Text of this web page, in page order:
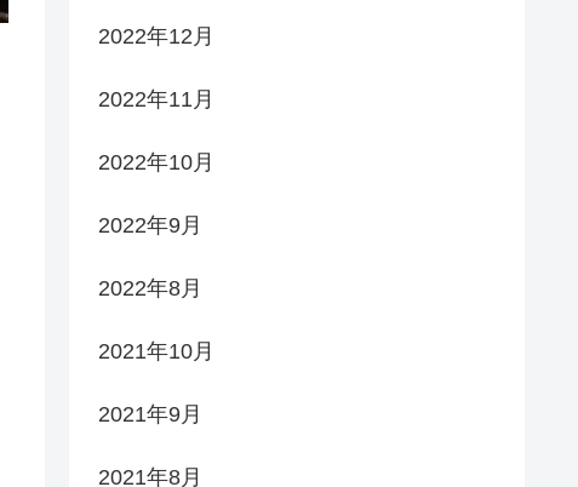
2022年12月
2022年11月
2022年10月
2022年9月
2022年8月
2021年10月
2021年9月
2021年8月